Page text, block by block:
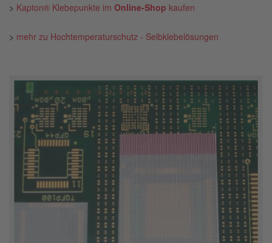
> Kapton® Klebepunkte im Online-Shop kaufen
> mehr zu Hochtemperaturschutz - Selbklebelösungen